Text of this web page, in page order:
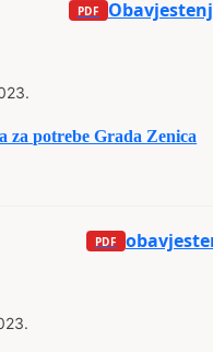
za potrebe Grada Zenica